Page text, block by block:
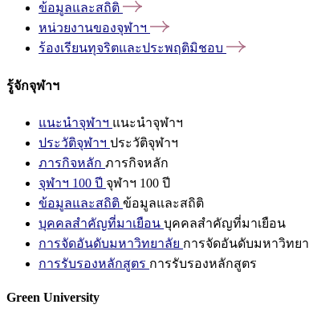
ข้อมูลและสถิติ
หน่วยงานของจุฬาฯ
ร้องเรียนทุจริตและประพฤติมิชอบ
รู้จักจุฬาฯ
แนะนำจุฬาฯ แนะนำจุฬาฯ
ประวัติจุฬาฯ ประวัติจุฬาฯ
ภารกิจหลัก ภารกิจหลัก
จุฬาฯ 100 ปี จุฬาฯ 100 ปี
ข้อมูลและสถิติ ข้อมูลและสถิติ
บุคคลสำคัญที่มาเยือน บุคคลสำคัญที่มาเยือน
การจัดอันดับมหาวิทยาลัย การจัดอันดับมหาวิทย
การรับรองหลักสูตร การรับรองหลักสูตร
Green University